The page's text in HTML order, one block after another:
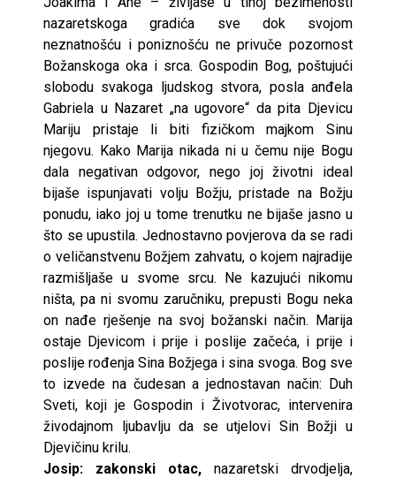
nazaretskoga gradića sve dok svojom
neznatnošću i poniznošću ne privuče pozornost
Božanskoga oka i srca. Gospodin Bog, poštujući
slobodu svakoga ljudskog stvora, posla anđela
Gabriela u Nazaret „na ugovore“ da pita Djevicu
Mariju pristaje li biti fizičkom majkom Sinu
njegovu. Kako Marija nikada ni u čemu nije Bogu
dala negativan odgovor, nego joj životni ideal
bijaše ispunjavati volju Božju, pristade na Božju
ponudu, iako joj u tome trenutku ne bijaše jasno u
što se upustila. Jednostavno povjerova da se radi
o veličanstvenu Božjem zahvatu, o kojem najradije
razmišljaše u svome srcu. Ne kazujući nikomu
ništa, pa ni svomu zaručniku, prepusti Bogu neka
on nađe rješenje na svoj božanski način. Marija
ostaje Djevicom i prije i poslije začeća, i prije i
poslije rođenja Sina Božjega i sina svoga. Bog sve
to izvede na čudesan a jednostavan način: Duh
Sveti, koji je Gospodin i Životvorac, intervenira
živodajnom ljubavlju da se utjelovi Sin Božji u
Djevičinu krilu.
Josip: zakonski otac, nazaretski drvodjelja,